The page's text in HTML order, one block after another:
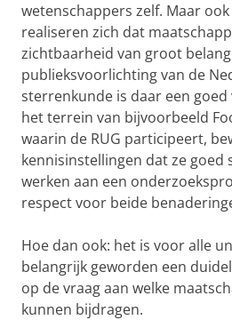
wetenschappers zelf. Maar
realiseren zich dat
zichtbaarheid van groot
publieksvoorlichting van de
sterrenkunde is daar een goed
het terrein van bijvoorbeeld
waarin de RUG participeert,
kennisinstellingen dat ze goed
werken aan een
respect voor beide
Hoe dan ook: het is voor alle
belangrijk geworden een
op de vraag aan welke
kunnen bijdragen.